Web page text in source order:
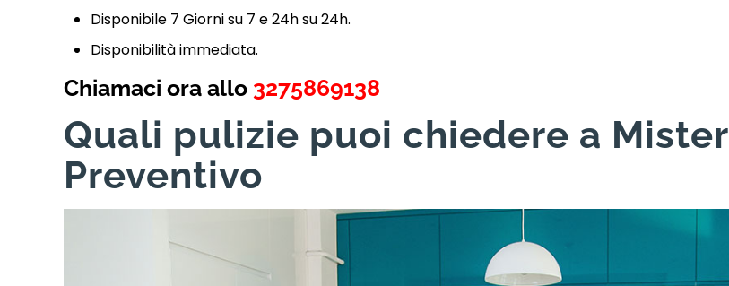
Disponibile 7 Giorni su 7 e 24h su 24h.
Disponibilità immediata.
Chiamaci ora allo 3275869138
Quali pulizie puoi chiedere a Mister
Preventivo